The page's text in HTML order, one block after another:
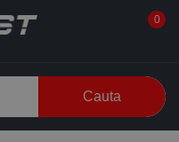
0
Cauta